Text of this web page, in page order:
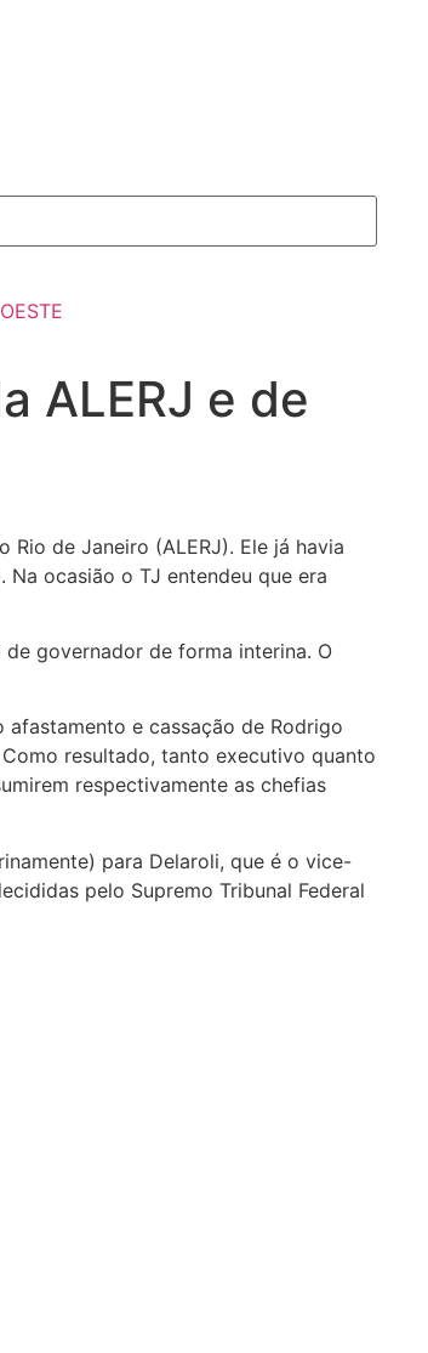
ALERJ e de
de Janeiro (ALERJ). Ele já havia
ocasião o TJ entendeu que era
governador de forma interina. O
e cassação de Rodrigo
resultado, tanto executivo quanto
respectivamente as chefias
para Delaroli, que é o vice-
pelo Supremo Tribunal Federal